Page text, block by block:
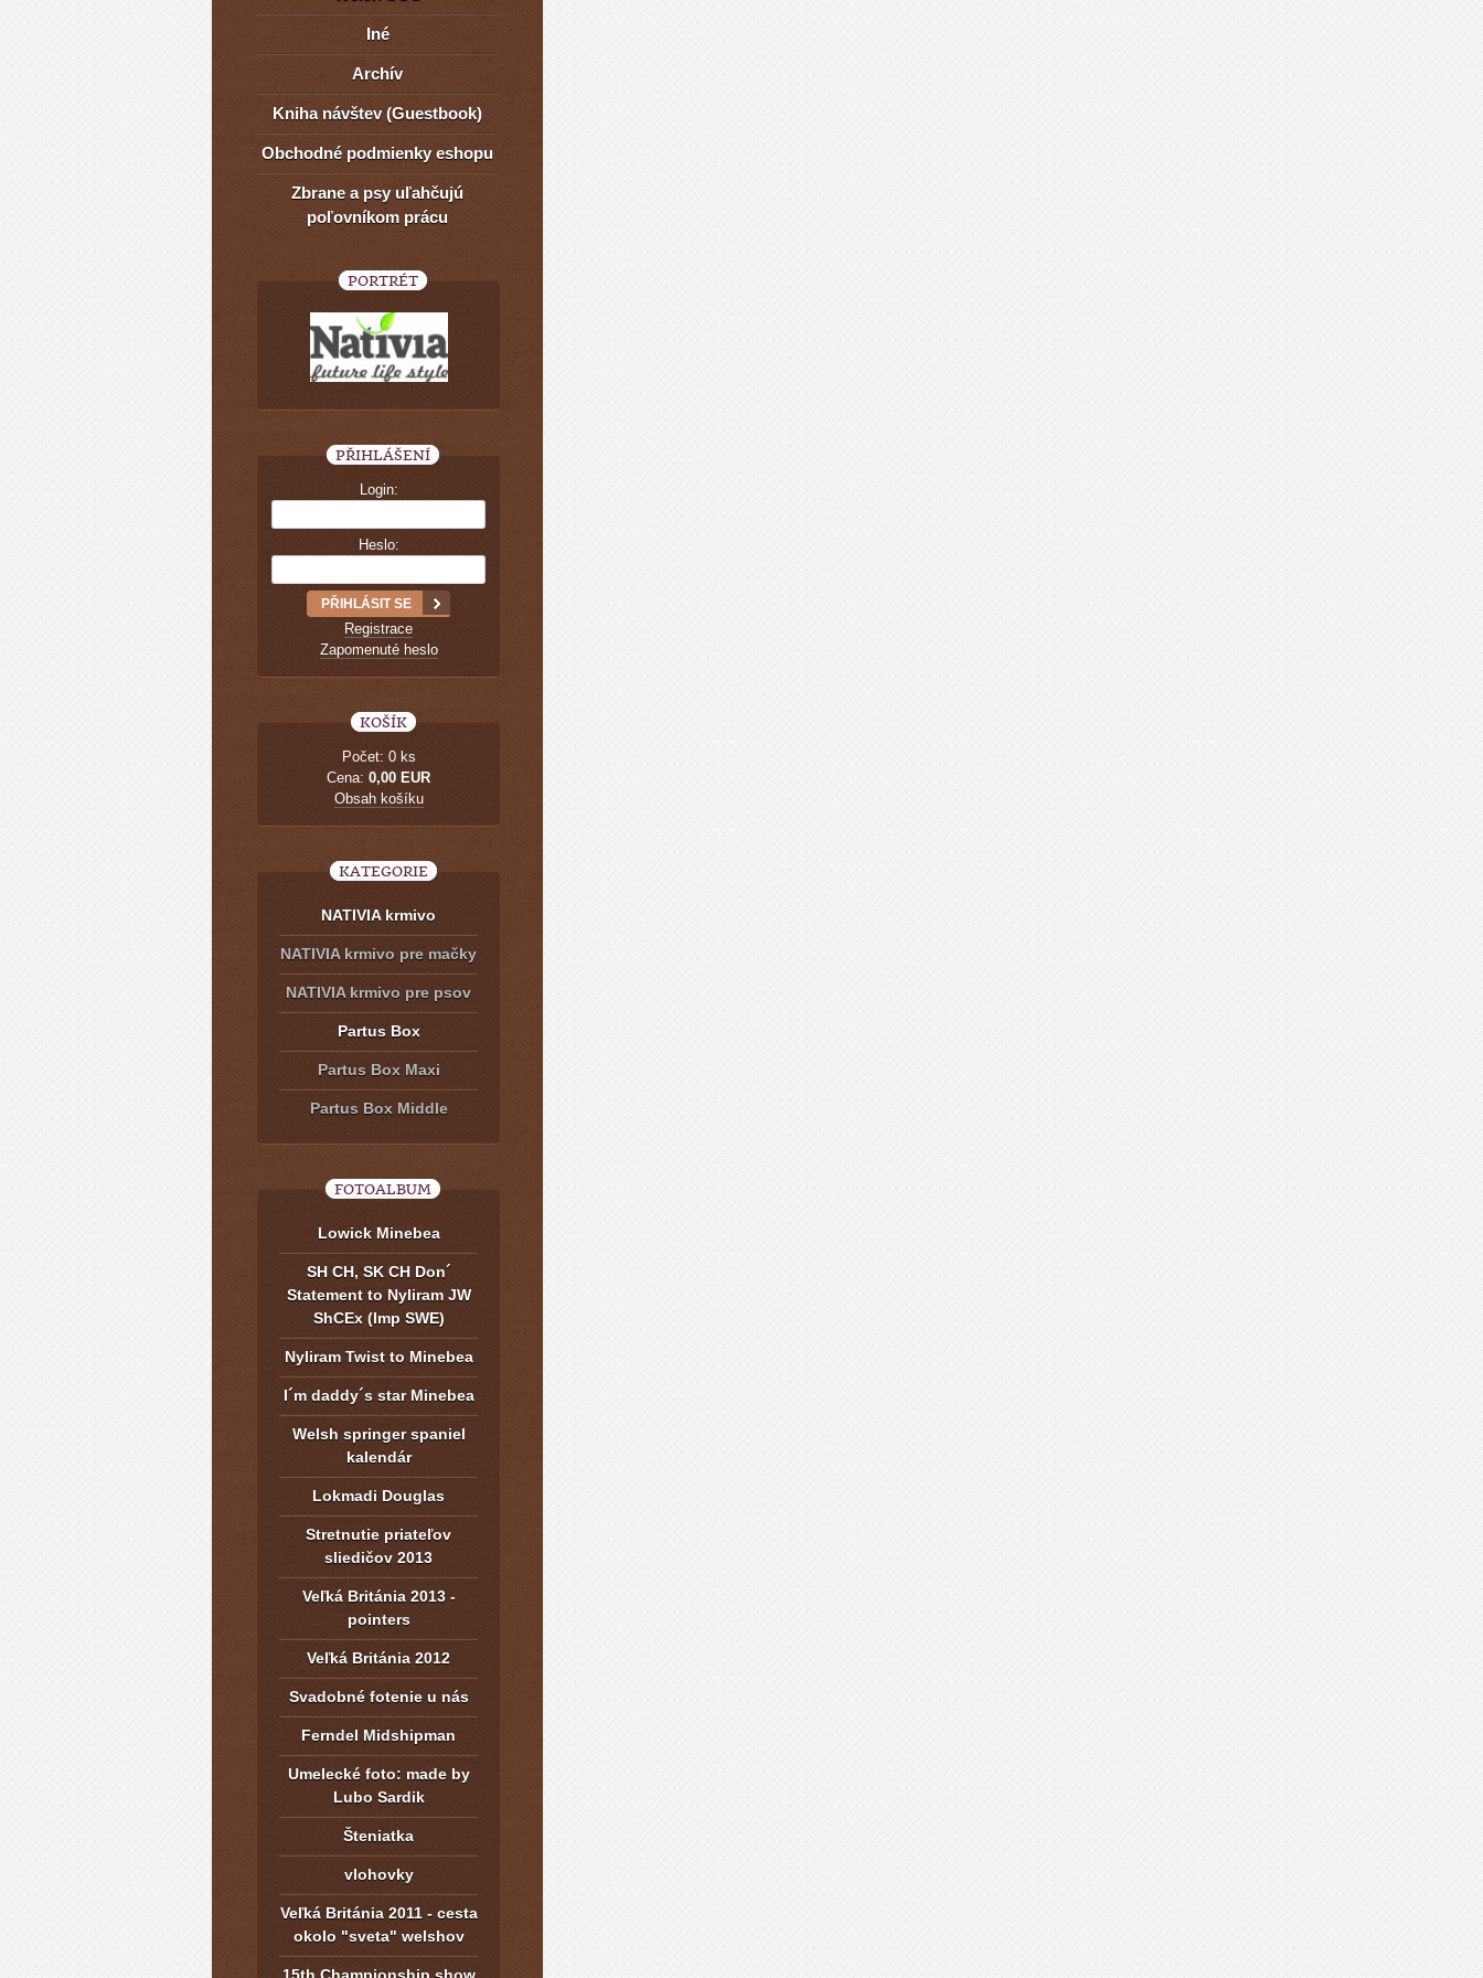
Iné
Archív
Kniha návštev (Guestbook)
Obchodné podmienky eshopu
Zbrane a psy uľahčujú
poľovníkom prácu
PORTRÉT
PŘIHLÁŠENÍ
Login:
Heslo:
Registrace
Zapomenuté heslo
KOŠÍK
Počet: 0 ks
Cena: 0,00 EUR
Obsah košíku
KATEGORIE
NATIVIA krmivo
NATIVIA krmivo pre mačky
NATIVIA krmivo pre psov
Partus Box
Partus Box Maxi
Partus Box Middle
FOTOALBUM
Lowick Minebea
SH CH, SK CH Don´
Statement to Nyliram JW
ShCEx (Imp SWE)
Nyliram Twist to Minebea
I´m daddy´s star Minebea
Welsh springer spaniel
kalendár
Lokmadi Douglas
Stretnutie priateľov
sliedičov 2013
Veľká Británia 2013 -
pointers
Veľká Británia 2012
Svadobné fotenie u nás
Ferndel Midshipman
Umelecké foto: made by
Lubo Sardik
Šteniatka
vlohovky
Veľká Británia 2011 - cesta
okolo "sveta" welshov